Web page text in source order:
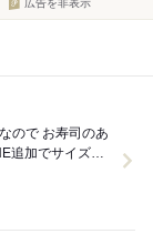
広告を非表示